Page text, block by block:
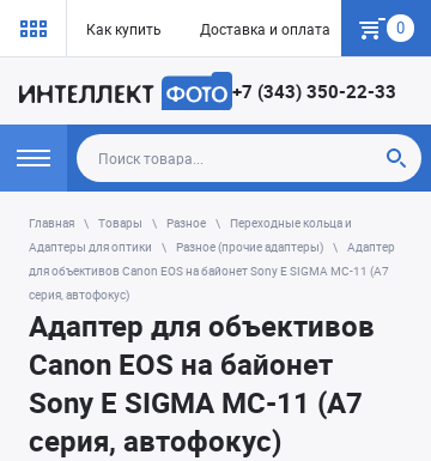
Как купить Доставка и оплата Гарантия
0
+7 (343) 350-22-33
Главная Товары Разное
Переходные кольца и
Адаптеры для оптики
Разное (прочие адаптеры)
Адаптер
для объективов Canon EOS на байонет Sony E SIGMA MC-11 (A7
серия, автофокус)
Адаптер для объективов
Canon EOS на байонет
Sony E SIGMA MC-11 (A7
серия, автофокус)